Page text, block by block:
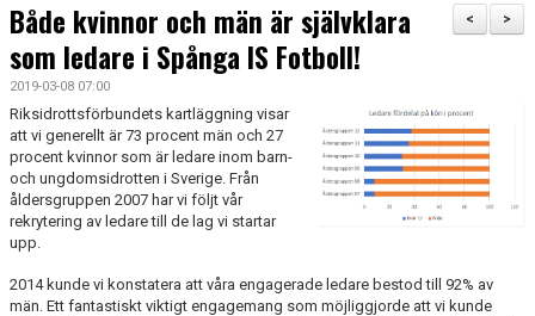
>
<
Både kvinnor och män är självklara
som ledare i Spånga IS Fotboll!
2019-03-08 07:00
Riksidrottsförbundets kartläggning visar
att vi generellt är 73 procent män och 27
procent kvinnor som är ledare inom barn-
och ungdomsidrotten i Sverige. Från
åldersgruppen 2007 har vi följt vår
rekrytering av ledare till de lag vi startar
upp.
2014 kunde vi konstatera att våra engagerade ledare bestod till 92% av
män. Ett fantastiskt viktigt engagemang som möjliggjorde att vi kunde